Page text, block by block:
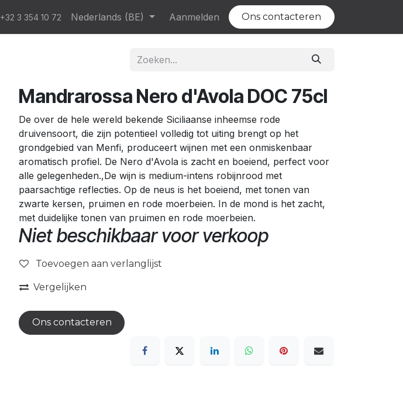
Who We Are Contact Help Evenementen Vacatures
+32 3 354 10 72 Nederlands (BE) Aanmelden Ons contacteren
Mandrarossa Nero d'Avola DOC 75cl
De over de hele wereld bekende Siciliaanse inheemse rode
druivensoort, die zijn potentieel volledig tot uiting brengt op het
grondgebied van Menfi, produceert wijnen met een onmiskenbaar
aromatisch profiel. De Nero d'Avola is zacht en boeiend, perfect voor
alle gelegenheden.,De wijn is medium-intens robijnrood met
paarsachtige reflecties. Op de neus is het boeiend, met tonen van
zwarte kersen, pruimen en rode moerbeien. In de mond is het zacht,
met duidelijke tonen van pruimen en rode moerbeien.
Niet beschikbaar voor verkoop
Toevoegen aan verlanglijst
Vergelijken
Ons contacteren